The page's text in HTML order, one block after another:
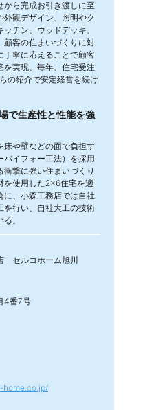
から完成お引き渡しに至
外観デザイン、照明やク
チン、ウッドデッキ、
顧客の住まいづくりに対
丁寧に応えることで顧客
を実現、毎年、住宅受注
の紹介で安定経営を続け
で生産性と性能を強
床や壁などの面で負担す
バイフォー工法）を採用
衝撃に強い住まいづくり
を使用した2×6住宅を適
に、小森工務店では自社
を行い、自社大工の技術
。
セルコホーム旭川
4番7号
home.co.jp/